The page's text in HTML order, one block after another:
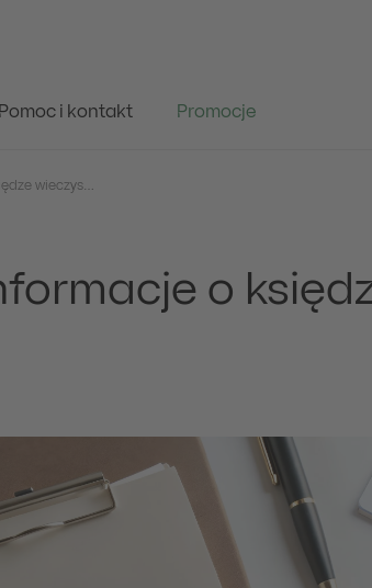
Pomoc i kontakt Promocje
o